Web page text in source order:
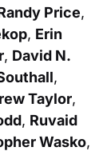
Price,
, Erin
, David N.
,
Taylor,
, Ruvaid
Wasko,